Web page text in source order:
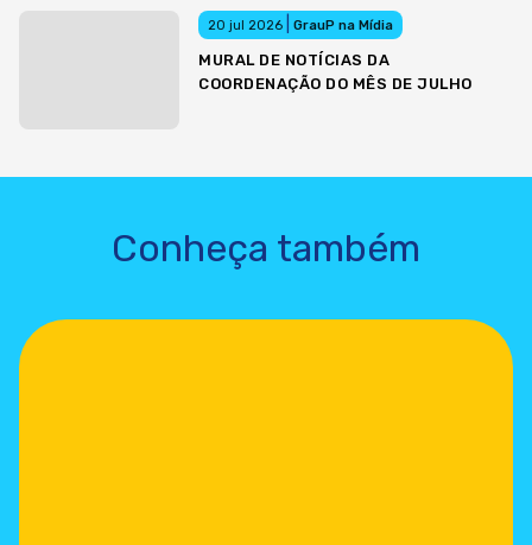
20 jul 2026 GrauP na Mídia
MURAL DE NOTÍCIAS DA
COORDENAÇÃO DO MÊS DE JULHO
Conheça também